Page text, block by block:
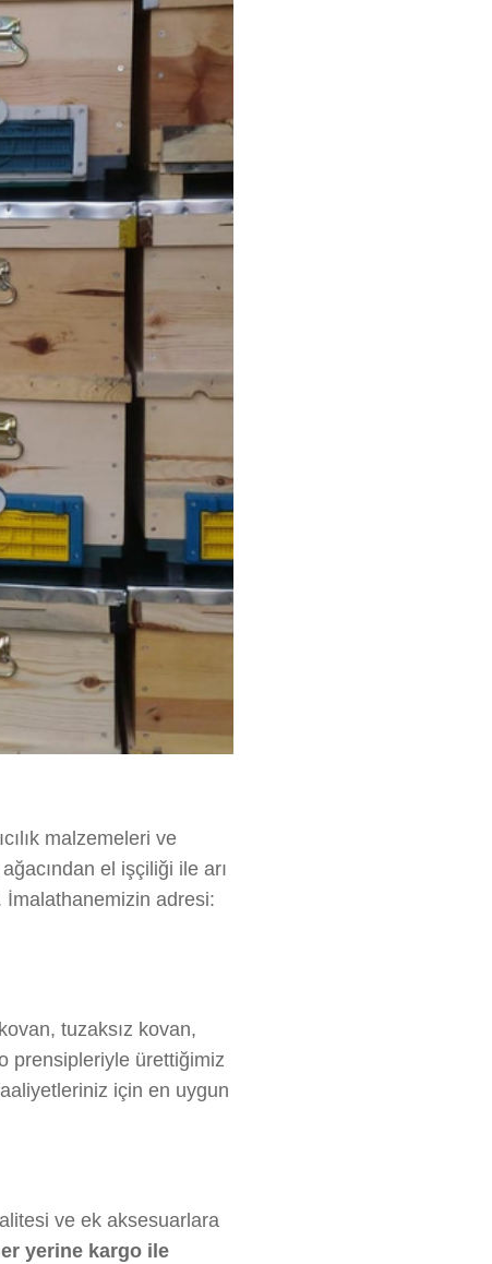
malzemeleri ve
el işçiliği ile arı
İmalathanemizin adresi:
tuzaksız kovan,
prensipleriyle ürettiğimiz
için en uygun
ve ek aksesuarlara
yerine kargo ile